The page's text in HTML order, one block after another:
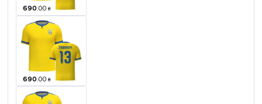
690.00 ₴
690.00 ₴